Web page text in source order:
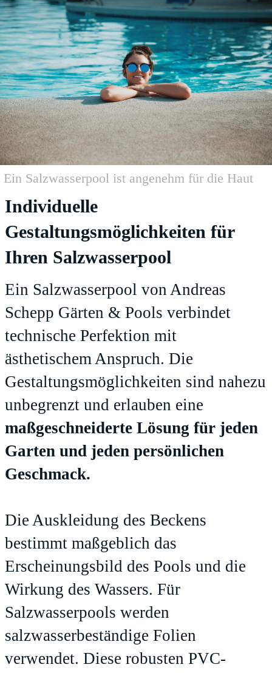
Ein Salzwasserpool ist angenehm für die Haut
Individuelle
Gestaltungsmöglichkeiten für
Ihren Salzwasserpool
Ein Salzwasserpool von Andreas
Schepp Gärten & Pools verbindet
technische Perfektion mit
ästhetischem Anspruch. Die
Gestaltungsmöglichkeiten sind nahezu
unbegrenzt und erlauben eine
maßgeschneiderte Lösung für jeden
Garten und jeden persönlichen
Geschmack.
Die Auskleidung des Beckens
bestimmt maßgeblich das
Erscheinungsbild des Pools und die
Wirkung des Wassers. Für
Salzwasserpools werden
salzwasserbeständige Folien
verwendet. Diese robusten PVC-